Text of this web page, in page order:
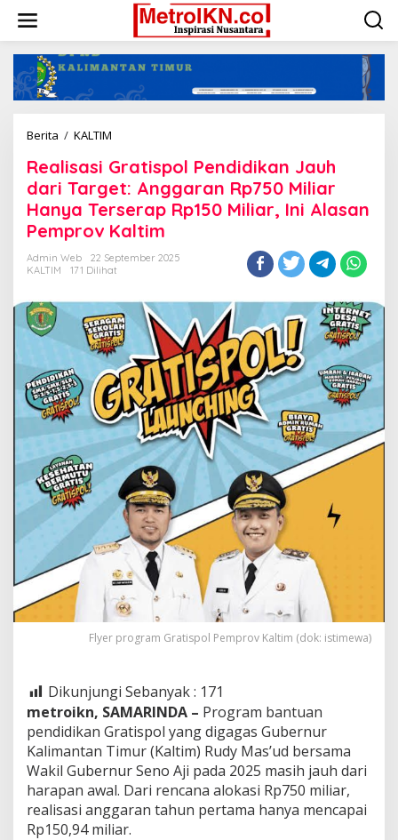
konten
Berita / KALTIM
Pendidikan
Jauh
dari
Target:
Anggaran
Miliar
Hanya
Rp150
Miliar,
Ini
Alasan
Pemprov
Kaltim
Realisasi Gratispol Pendidikan Jauh
dari Target: Anggaran Rp750 Miliar
Hanya Terserap Rp150 Miliar, Ini Alasan
Pemprov Kaltim
Admin Web
22 September 2025
KALTIM
171 Dilihat
Flyer program Gratispol Pemprov Kaltim (dok: istimewa)
Dikunjungi Sebanyak : 171
metroikn, SAMARINDA – Program bantuan
pendidikan Gratispol yang digagas Gubernur
Kalimantan Timur (Kaltim) Rudy Mas’ud bersama
Wakil Gubernur Seno Aji pada 2025 masih jauh dari
harapan awal. Dari rencana alokasi Rp750 miliar,
realisasi anggaran tahun pertama hanya mencapai
Rp150,94 miliar.